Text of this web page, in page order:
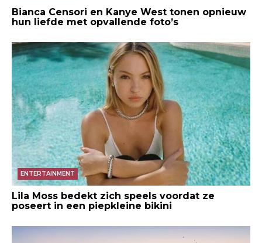
Bianca Censori en Kanye West tonen opnieuw
hun liefde met opvallende foto’s
ENTERTAINMENT
Lila Moss bedekt zich speels voordat ze
poseert in een piepkleine bikini